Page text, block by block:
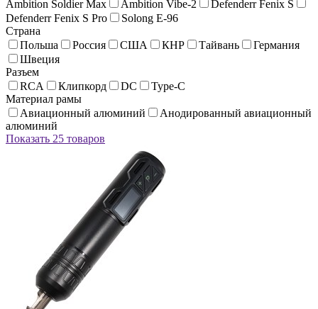
Ambition Soldier Max
Ambition Vibe-2
Defenderr Fenix S
Defenderr Fenix S Pro
Solong E-96
Страна
Польша
Россия США КНР Тайвань
Германия
Швеция
Разъем
RCA
Клипкорд DC
Type-C
Материал рамы
Авиационный алюминий
Анодированный авиационный
алюминий
Показать 25 товаров